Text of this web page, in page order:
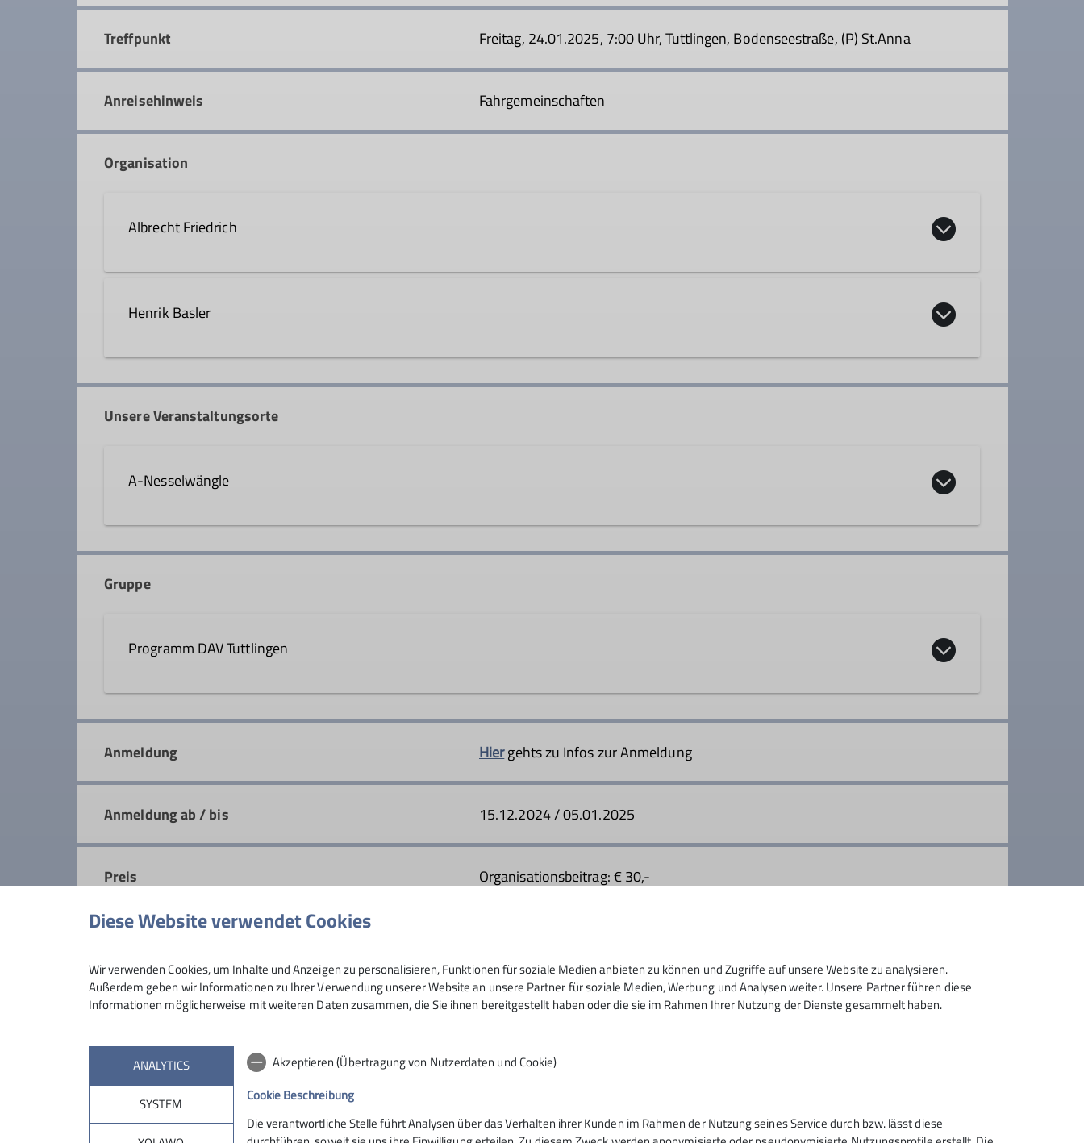
Treffpunkt Freitag, 24.01.2025, 7:00 Uhr, Tuttlingen, Bodenseestraße, (P) St.Anna
Anreisehinweis Fahrgemeinschaften
Organisation
Albrecht Friedrich
Qualifikationen
Trainer*in C Skibergsteigen
Henrik Basler
Unsere Veranstaltungsorte
A-Nesselwängle
Gruppe
Programm DAV Tuttlingen
Anmeldung Hiergehts zu Infos zur Anmeldung
Anmeldung ab / bis 15.12.2024 / 05.01.2025
Preis
Organisationsbeitrag: € 30,-
Maximale Teilnehmeranzahl 10
Diese Website verwendet Cookies
Wir verwenden Cookies, um Inhalte und Anzeigen zu personalisieren, Funktionen für soziale Medien anbieten zu können und Zugriffe auf unsere Website zu analysieren.
Außerdem geben wir Informationen zu Ihrer Verwendung unserer Website an unsere Partner für soziale Medien, Werbung und Analysen weiter. Unsere Partner führen diese
Informationen möglicherweise mit weiteren Daten zusammen, die Sie ihnen bereitgestellt haben oder die sie im Rahmen Ihrer Nutzung der Dienste gesammelt haben.
ANALYTICS
SYSTEM
Akzeptieren (Übertragung von Nutzerdaten und Cookie)
Cookie Beschreibung
Die verantwortliche Stelle führt Analysen über das Verhalten ihrer Kunden im Rahmen der Nutzung seines Service durch bzw. lässt diese